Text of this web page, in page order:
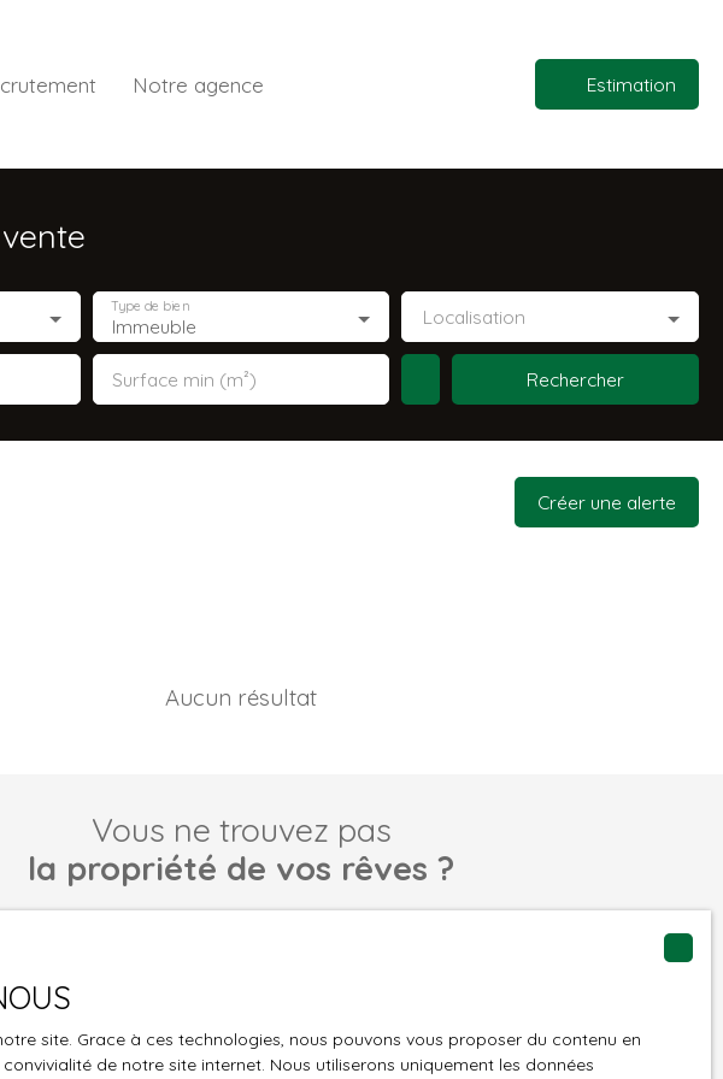
Notre agence Estimation
Immeuble
Type de bien Localisation
Surface min (m²) Rechercher
Créer une alerte
Aucun résultat
Vous ne trouvez pas
la propriété de vos rêves ?
site. Grace à ces technologies, nous pouvons vous proposer du contenu en
de notre site internet. Nous utiliserons uniquement les données